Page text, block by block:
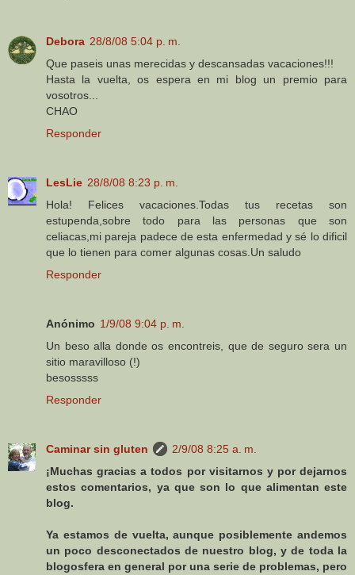
Debora 28/8/08 5:04 p. m.
Que paseis unas merecidas y descansadas vacaciones!!!
Hasta la vuelta, os espera en mi blog un premio para
vosotros...
CHAO
Responder
LesLie 28/8/08 8:23 p. m.
Hola! Felices vacaciones.Todas tus recetas son
estupenda,sobre todo para las personas que son
celiacas,mi pareja padece de esta enfermedad y sé lo dificil
que lo tienen para comer algunas cosas.Un saludo
Responder
Anónimo 1/9/08 9:04 p. m.
Un beso alla donde os encontreis, que de seguro sera un
sitio maravilloso (!)
besosssss
Responder
Caminar sin gluten
2/9/08 8:25 a. m.
¡Muchas gracias a todos por visitarnos y por dejarnos
estos comentarios, ya que son lo que alimentan este
blog.
Ya estamos de vuelta, aunque posiblemente andemos
un poco desconectados de nuestro blog, y de toda la
blogosfera en general por una serie de problemas, pero